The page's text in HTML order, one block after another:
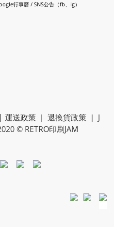
行事曆 / SNS公告（fb、ig）
| 運送政策 ｜ 退換貨政策 ｜ J
© RETRO印刷JAM